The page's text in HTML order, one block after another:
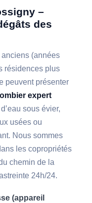
–
des
(années
résidences plus
peuvent présenter
expert
sous évier,
usées ou
Nous sommes
les copropriétés
chemin de la
24h/24.
(appareil